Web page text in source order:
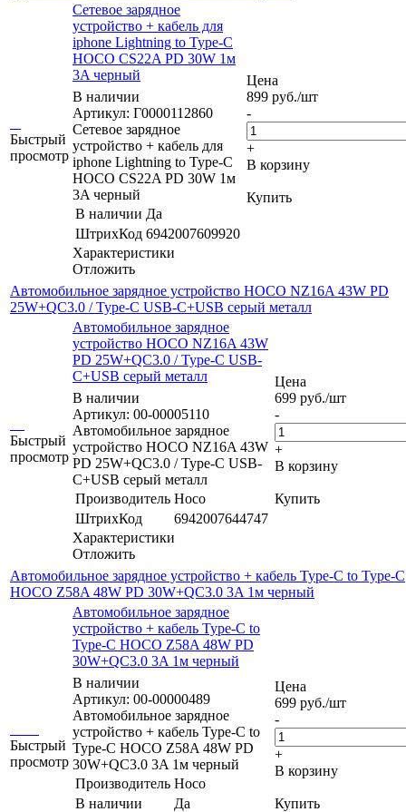
Быстрый
просмотр
Сетевое зарядное
устройство + кабель для
iphone Lightning to Type-C
HOCO CS22A PD 30W 1м
3A черный
В наличии
Артикул: Г0000112860
Сетевое зарядное
устройство + кабель для
iphone Lightning to Type-C
HOCO CS22A PD 30W 1м
3A черный
В наличии Да
ШтрихКод 6942007609920
Характеристики
Отложить
Цена
899 руб./шт
-
+
В корзину
Купить
Автомобильное зарядное устройство HOCO NZ16A 43W PD
25W+QC3.0 / Type-C USB-C+USB серый металл
Быстрый
просмотр
Автомобильное зарядное
устройство HOCO NZ16A 43W
PD 25W+QC3.0 / Type-C USB-
C+USB серый металл
В наличии
Артикул: 00-00005110
Автомобильное зарядное
устройство HOCO NZ16A 43W
PD 25W+QC3.0 / Type-C USB-
C+USB серый металл
Производитель Hoco
ШтрихКод
6942007644747
Характеристики
Отложить
Цена
699 руб./шт
-
+
В корзину
Купить
Автомобильное зарядное устройство + кабель Type-C to Type-C
HOCO Z58A 48W PD 30W+QC3.0 3A 1м черный
Быстрый
просмотр
Автомобильное зарядное
устройство + кабель Type-C to
Type-C HOCO Z58A 48W PD
30W+QC3.0 3A 1м черный
В наличии
Артикул: 00-00000489
Автомобильное зарядное
устройство + кабель Type-C to
Type-C HOCO Z58A 48W PD
30W+QC3.0 3A 1м черный
Производитель Hoco
В наличии
Да
Цена
699 руб./шт
-
+
В корзину
Купить